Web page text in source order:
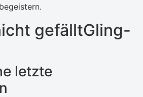
gefälltGling-
letzte